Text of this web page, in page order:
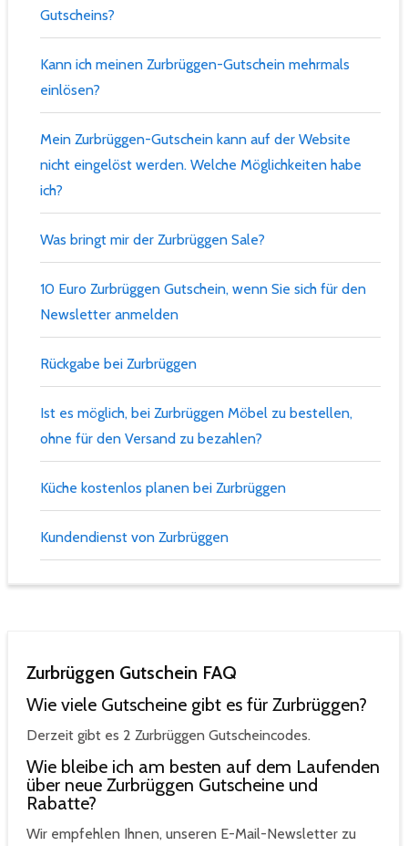
Gutscheins?
Kann ich meinen Zurbrüggen-Gutschein mehrmals
einlösen?
Mein Zurbrüggen-Gutschein kann auf der Website
nicht eingelöst werden. Welche Möglichkeiten habe
ich?
Was bringt mir der Zurbrüggen Sale?
10 Euro Zurbrüggen Gutschein, wenn Sie sich für den
Newsletter anmelden
Rückgabe bei Zurbrüggen
Ist es möglich, bei Zurbrüggen Möbel zu bestellen,
ohne für den Versand zu bezahlen?
Küche kostenlos planen bei Zurbrüggen
Kundendienst von Zurbrüggen
Zurbrüggen Gutschein FAQ
Wie viele Gutscheine gibt es für Zurbrüggen?
Derzeit gibt es 2 Zurbrüggen Gutscheincodes.
Wie bleibe ich am besten auf dem Laufenden
über neue Zurbrüggen Gutscheine und
Rabatte?
Wir empfehlen Ihnen, unseren E-Mail-Newsletter zu